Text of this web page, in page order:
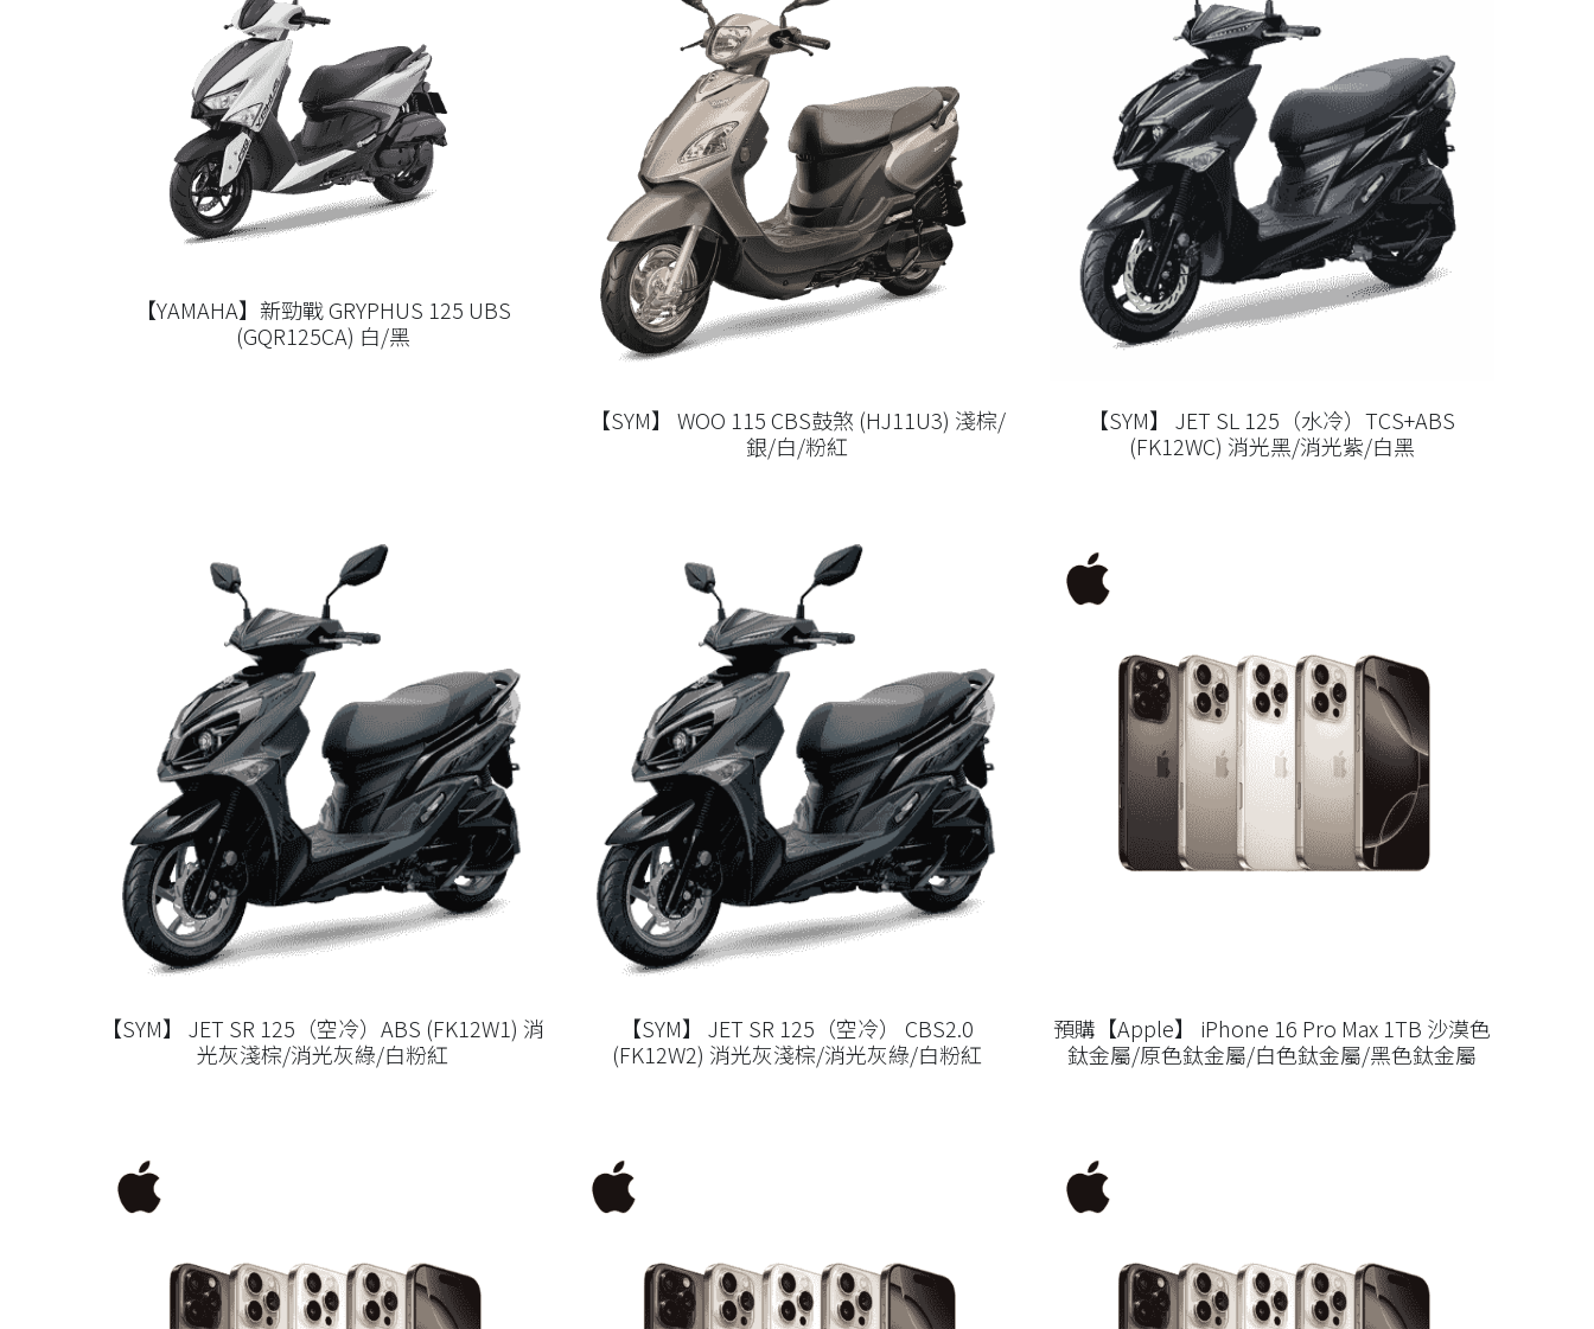
【YAMAHA】新勁戰 GRYPHUS 125 UBS
(GQR125CA) 白/黑
【SYM】 WOO 115 CBS鼓煞 (HJ11U3) 淺棕/
銀/白/粉紅
【SYM】 JET SL 125（水冷）TCS+ABS
(FK12WC) 消光黑/消光紫/白黑
【SYM】 JET SR 125（空冷）ABS (FK12W1) 消
光灰淺棕/消光灰綠/白粉紅
【SYM】 JET SR 125（空冷） CBS2.0
(FK12W2) 消光灰淺棕/消光灰綠/白粉紅
預購【Apple】 iPhone 16 Pro Max 1TB 沙漠色
鈦金屬/原色鈦金屬/白色鈦金屬/黑色鈦金屬